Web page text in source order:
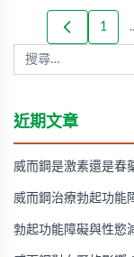
1
近期文章
威而鋼是激素還是春
威而鋼治療勃起功能
勃起功能障礙與性慾